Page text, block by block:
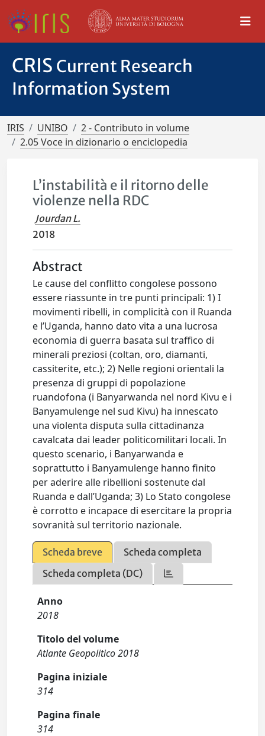
CRIS Current Research
Information System
IRIS UNIBO
2 - Contributo in volume
2.05 Voce in dizionario o enciclopedia
L’instabilità e il ritorno delle
violenze nella RDC
Jourdan L.
2018
Abstract
Le cause del conflitto congolese possono
essere riassunte in tre punti principali: 1) I
movimenti ribelli, in complicità con il Ruanda
e l’Uganda, hanno dato vita a una lucrosa
economia di guerra basata sul traffico di
minerali preziosi (coltan, oro, diamanti,
cassiterite, etc.); 2) Nelle regioni orientali la
presenza di gruppi di popolazione
ruandofona (i Banyarwanda nel nord Kivu e i
Banyamulenge nel sud Kivu) ha innescato
una violenta disputa sulla cittadinanza
cavalcata dai leader politicomilitari locali. In
questo scenario, i Banyarwanda e
soprattutto i Banyamulenge hanno finito
per aderire alle ribellioni sostenute dal
Ruanda e dall’Uganda; 3) Lo Stato congolese
è corrotto e incapace di esercitare la propria
sovranità sul territorio nazionale.
Scheda breve
Scheda completa
Scheda completa (DC)
Anno
2018
Titolo del volume
Atlante Geopolitico 2018
Pagina iniziale
314
Pagina finale
314